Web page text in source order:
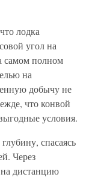
лодка
угол на
самом полном
на
добычу не
что конвой
условия.
спасаясь
Через
на дистанцию